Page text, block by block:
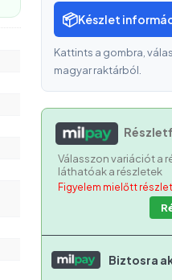
📦Készlet
Kattints a gombra,
magyar raktárból.
Válasszon variációt a
láthatóak a részletek
Figyelem mielőtt
Biztosra